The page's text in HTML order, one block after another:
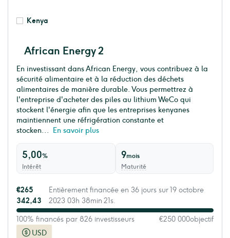
Kenya
African Energy 2
En investissant dans African Energy, vous contribuez à la
sécurité alimentaire et à la réduction des déchets
alimentaires de manière durable. Vous permettrez à
l'entreprise d'acheter des piles au lithium WeCo qui
stockent l'énergie afin que les entreprises kenyanes
maintiennent une réfrigération constante et
stocken...
En savoir plus
5,00%
Intérêt
9mois
Maturité
USD
€265
342,43
Entièrement financée en 36 jours sur 19 octobre
2023 03h 38min 21s.
100% financés par 826 investisseurs €250 000objectif